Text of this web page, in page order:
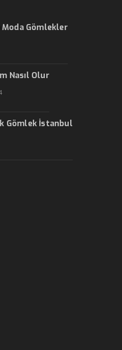
Gömlekler
Nasıl Olur
Gömlek İstanbul